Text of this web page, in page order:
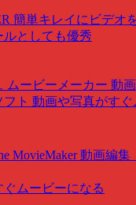
簡単キレイにビデオ
としても優秀
MovieMaker 動画編集
ムービーになる